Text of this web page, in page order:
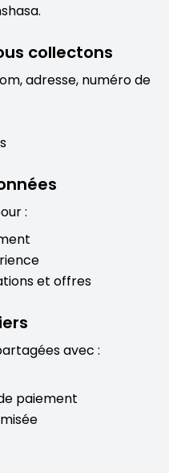
collectons
adresse, numéro de
:
et offres
avec :
paiement